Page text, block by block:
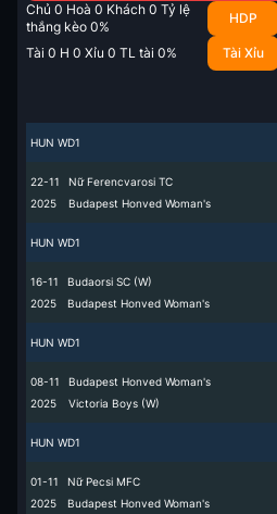
Chủ 0 Hoà 0 Khách 0 Tỷ lệ
thắng kèo 0%
HDP
Tài 0 H 0 Xỉu 0 TL tài 0% Tài Xỉu
HUN WD1
22-11
2025
Nữ Ferencvarosi TC
Budapest Honved Woman's
HUN WD1
16-11
2025
Budaorsi SC (W)
Budapest Honved Woman's
HUN WD1
08-11
2025
Budapest Honved Woman's
Victoria Boys (W)
HUN WD1
01-11
2025
Nữ Pecsi MFC
Budapest Honved Woman's